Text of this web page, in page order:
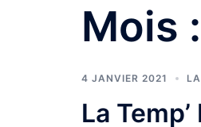
Mois :
4 JANVIER 2021
La